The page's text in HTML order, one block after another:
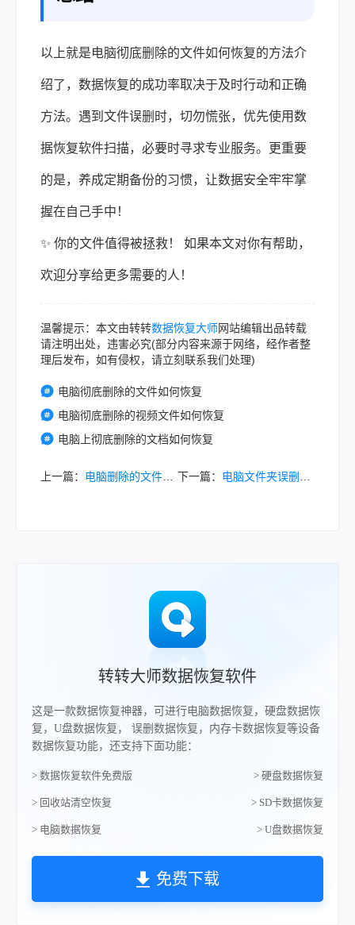
以上就是电脑彻底删除的文件如何恢复的方法介
绍了，数据恢复的成功率取决于及时行动和正确
方法。遇到文件误删时，切勿慌张，优先使用数
据恢复软件扫描，必要时寻求专业服务。更重要
的是，养成定期备份的习惯，让数据安全牢牢掌
握在自己手中！
✨ 你的文件值得被拯救！ 如果本文对你有帮助，
欢迎分享给更多需要的人！
温馨提示：本文由转转数据恢复大师网站编辑出品转载
请注明出处，违害必究(部分内容来源于网络，经作者整
理后发布，如有侵权，请立刻联系我们处理)
电脑彻底删除的文件如何恢复
电脑彻底删除的视频文件如何恢复
电脑上彻底删除的文档如何恢复
上一篇： 电脑删除的文件如何恢复原状？这4种方法一学就会！ 下一篇： 电脑文件夹误删了怎么恢复？常用找回方法全解析！
转转大师数据恢复软件
这是一款数据恢复神器，可进行电脑数据恢复，硬盘数据恢
复，U盘数据恢复， 误删数据恢复，内存卡数据恢复等设备
数据恢复功能，还支持下面功能：
> 数据恢复软件免费版 > 硬盘数据恢复
> 回收站清空恢复 > SD卡数据恢复
> 电脑数据恢复 > U盘数据恢复
免费下载